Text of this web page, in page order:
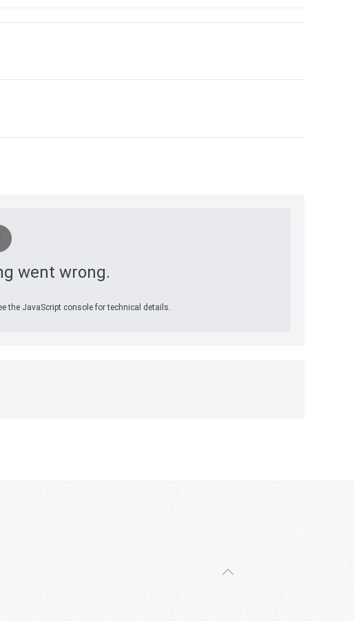
went wrong.
the JavaScript console for technical details.